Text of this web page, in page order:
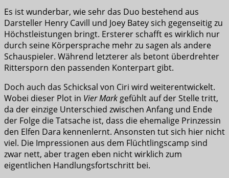
Es ist wunderbar, wie sehr das Duo bestehend aus
Darsteller Henry Cavill und Joey Batey sich gegenseitig zu
Höchstleistungen bringt. Ersterer schafft es wirklich nur
durch seine Körpersprache mehr zu sagen als andere
Schauspieler. Während letzterer als betont überdrehter
Rittersporn den passenden Konterpart gibt.
Doch auch das Schicksal von Ciri wird weiterentwickelt.
Wobei dieser Plot in Vier Mark gefühlt auf der Stelle tritt,
da der einzige Unterschied zwischen Anfang und Ende
der Folge die Tatsache ist, dass die ehemalige Prinzessin
den Elfen Dara kennenlernt. Ansonsten tut sich hier nicht
viel. Die Impressionen aus dem Flüchtlingscamp sind
zwar nett, aber tragen eben nicht wirklich zum
eigentlichen Handlungsfortschritt bei.